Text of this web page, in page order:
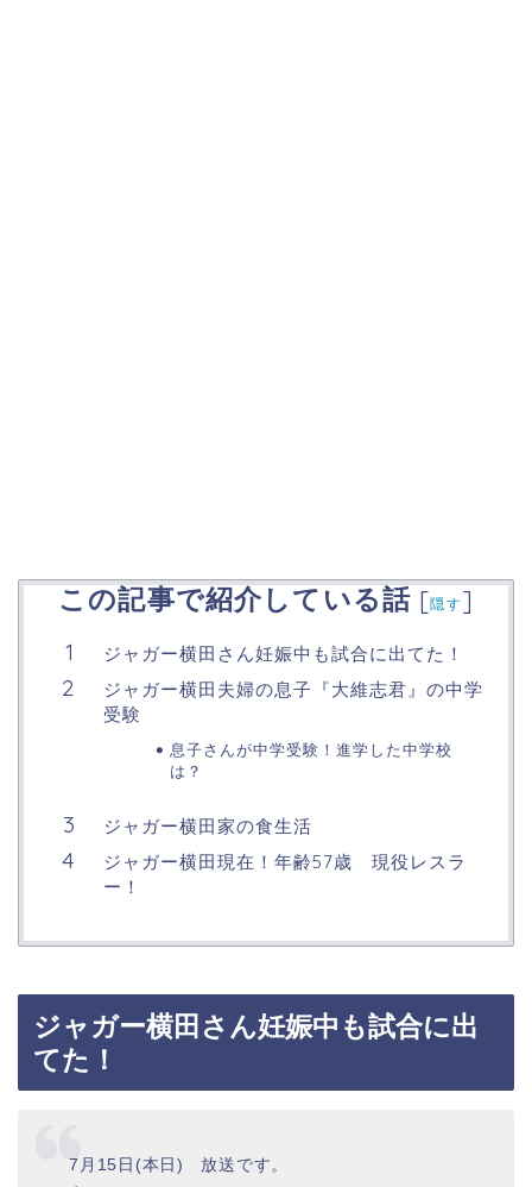
この記事で紹介している話 [隠す]
ジャガー横田さん妊娠中も試合に出てた！
ジャガー横田夫婦の息子『大維志君』の中学
受験
息子さんが中学受験！進学した中学校
は？
ジャガー横田家の食生活
ジャガー横田現在！年齢57歳 現役レスラ
ー！
ジャガー横田さん妊娠中も試合に出
てた！
7月15日(本日) 放送です。